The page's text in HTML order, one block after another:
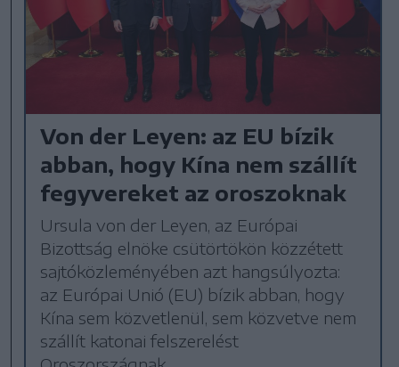
Von der Leyen: az EU bízik
abban, hogy Kína nem szállít
fegyvereket az oroszoknak
Ursula von der Leyen, az Európai
Bizottság elnöke csütörtökön közzétett
sajtóközleményében azt hangsúlyozta:
az Európai Unió (EU) bízik abban, hogy
Kína sem közvetlenül, sem közvetve nem
szállít katonai felszerelést